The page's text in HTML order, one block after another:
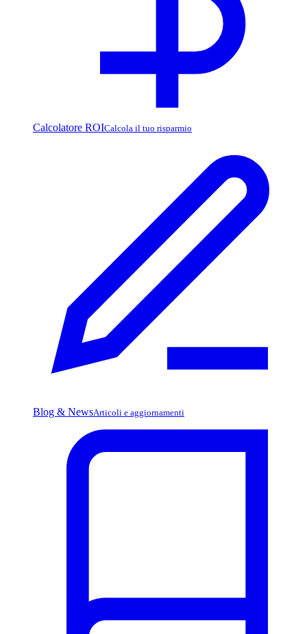
Calcolatore ROICalcola il tuo risparmio
Blog & NewsArticoli e aggiornamenti